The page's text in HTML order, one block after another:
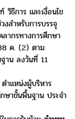
ธีการ และเงื่อนไข
งสำหรับการบรรจุ
ลากรทางการศึกษา
38 ค. (2)ตาม
าน ลงวันที่ 11
ำแหน่งผู้บริหาร
ษาขั้นพื้นฐาน ประจำ